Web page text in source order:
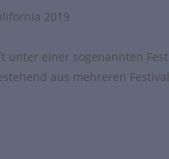
2019
unter einer sogenannten
aus mehreren